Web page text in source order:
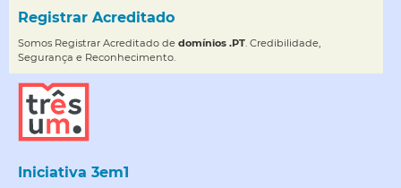
Registrar Acreditado
Somos Registrar Acreditado de domínios .PT . Credibilidade,
Segurança e Reconhecimento.
Iniciativa 3em1